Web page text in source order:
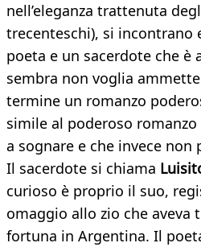
nell’eleganza trattenuta
trecenteschi), si incontrano
poeta e un sacerdote che è
sembra non voglia
termine un romanzo
simile al poderoso
a sognare e che invece
Il sacerdote si chiama
curioso è proprio il suo,
omaggio allo zio che aveva
fortuna in Argentina. Il